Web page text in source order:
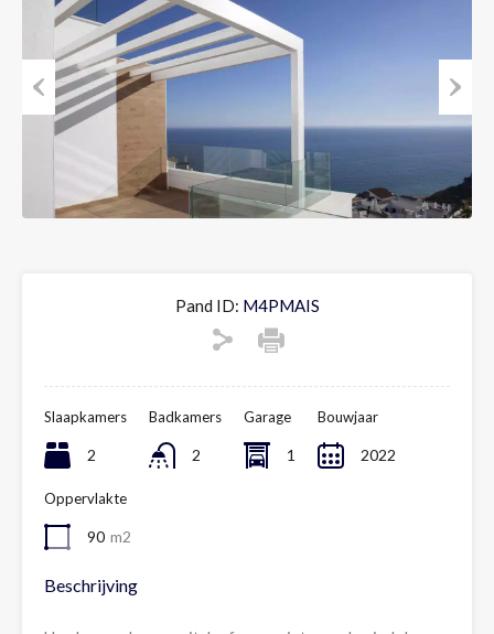
Previous Next
Pand ID: M4PMAIS
Slaapkamers
2
Badkamers
2
Garage
1
Bouwjaar
2022
Oppervlakte
90 m2
Beschrijving